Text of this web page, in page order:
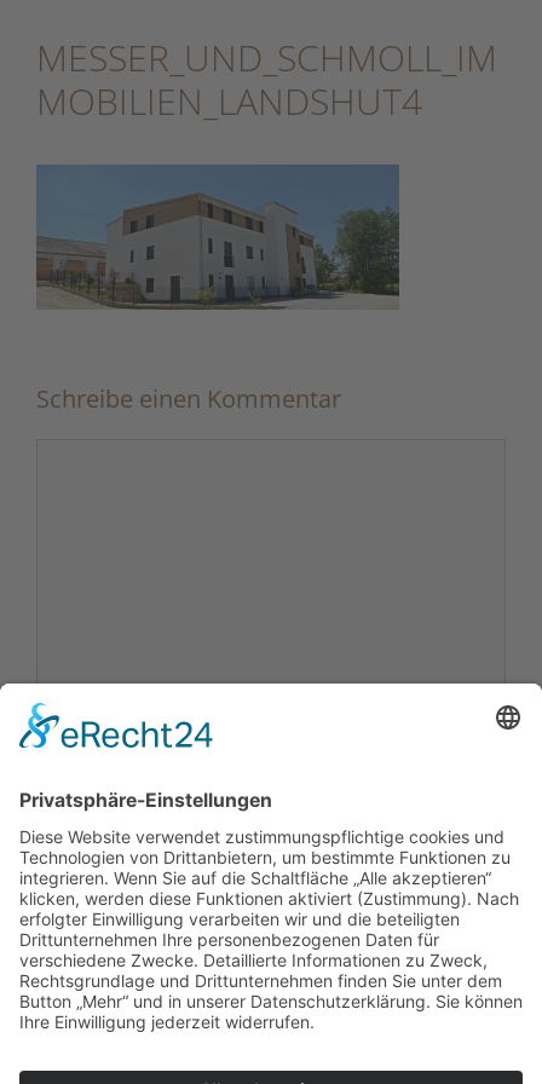
Inhalt
springenMESSER_UND_SCHMOLL_IM
MOBILIEN_LANDSHUT4
Schreibe einen Kommentar
Name
E-
Mail
Website
Name, E-Mail-Adresse und Website in diesem
Browser für meinen nächsten Kommentar
speichern.